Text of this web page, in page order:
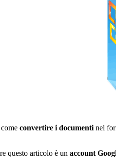
convertire i documenti nel
questo articolo è un account